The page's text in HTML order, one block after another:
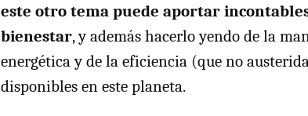
este otro tema puede aportar
bienestar, y además hacerlo yendo de la
energética y de la eficiencia (que no
disponibles en este planeta.